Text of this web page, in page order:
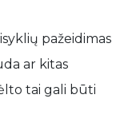
pažeidimas
ar kitas
tai gali būti